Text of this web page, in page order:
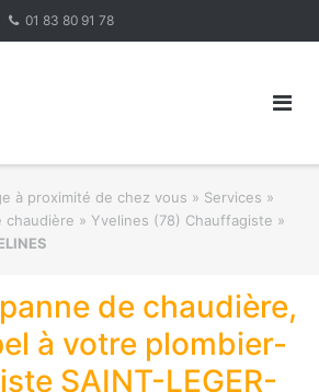
01 83 80 91 78
à proximité de chez vous » Services »
chaudière » Yvelines (78) Chauffagiste »
de chaudière,
à votre plombier-
SAINT-LEGER-